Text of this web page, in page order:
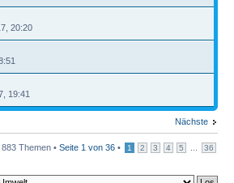
20:20
19:41
Nächste
883 Themen • Seite 1 von 36 • 1 2 3 4 5 36